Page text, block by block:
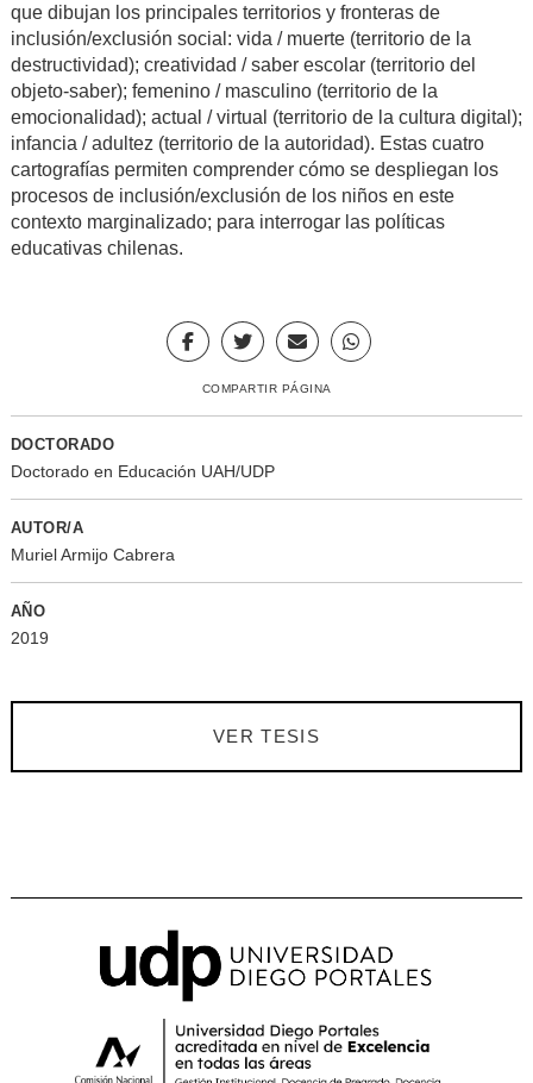
que dibujan los principales territorios y fronteras de
inclusión/exclusión social: vida / muerte (territorio de la
destructividad); creatividad / saber escolar (territorio del
objeto-saber); femenino / masculino (territorio de la
emocionalidad); actual / virtual (territorio de la cultura digital);
infancia / adultez (territorio de la autoridad). Estas cuatro
cartografías permiten comprender cómo se despliegan los
procesos de inclusión/exclusión de los niños en este
contexto marginalizado; para interrogar las políticas
educativas chilenas.
COMPARTIR PÁGINA
DOCTORADO
Doctorado en Educación UAH/UDP
AUTOR/A
Muriel Armijo Cabrera
AÑO
2019
VER TESIS